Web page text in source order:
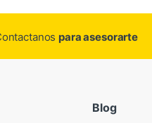
para asesorarte
Blog